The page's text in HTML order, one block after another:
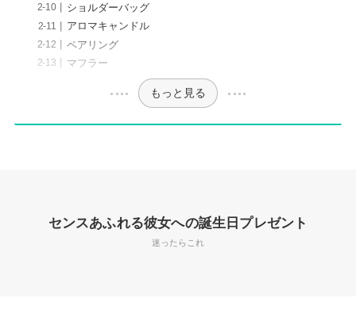
ショルダーバッグ
アロマキャンドル
ペアリング
マフラー
もっと見る
センスあふれる彼女への誕生日プレゼント
迷ったらこれ